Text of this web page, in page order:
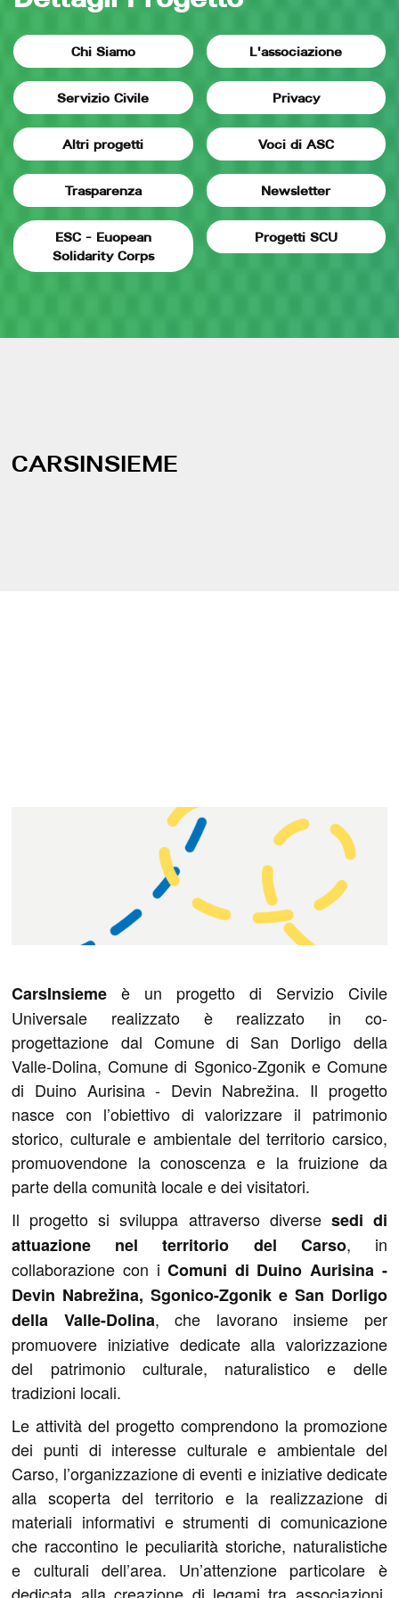
Chi Siamo L'associazione
Servizio Civile Privacy
Altri progetti Voci di ASC
Trasparenza Newsletter
ESC - Euopean
Solidarity Corps
Progetti SCU
CARSINSIEME
CarsInsieme è un progetto di Servizio Civile
Universale realizzato è realizzato in co-
progettazione dal Comune di San Dorligo della
Valle-Dolina, Comune di Sgonico-Zgonik e Comune
di Duino Aurisina - Devin Nabrežina. Il progetto
nasce con l’obiettivo di valorizzare il patrimonio
storico, culturale e ambientale del territorio carsico,
promuovendone la conoscenza e la fruizione da
parte della comunità locale e dei visitatori.
Il progetto si sviluppa attraverso diverse sedi di
attuazione nel territorio del Carso, in
collaborazione con iComuni di Duino Aurisina -
Devin Nabrežina, Sgonico-Zgonik e San Dorligo
della Valle-Dolina, che lavorano insieme per
promuovere iniziative dedicate alla valorizzazione
del patrimonio culturale, naturalistico e delle
tradizioni locali.
Le attività del progetto comprendono la promozione
dei punti di interesse culturale e ambientale del
Carso, l’organizzazione di eventi e iniziative dedicate
alla scoperta del territorio e la realizzazione di
materiali informativi e strumenti di comunicazione
che raccontino le peculiarità storiche, naturalistiche
e culturali dell’area. Un’attenzione particolare è